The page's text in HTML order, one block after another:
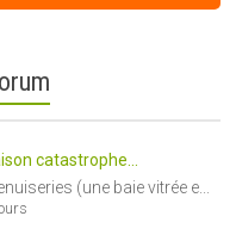
catastrophe...
(une baie vitrée e...